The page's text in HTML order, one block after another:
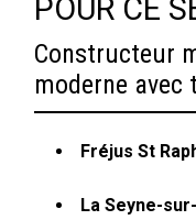
POUR CE
Constructeur
moderne avec
Fréjus St
La Seyne-